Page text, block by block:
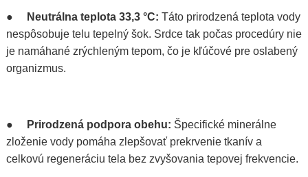
● Neutrálna teplota 33,3 °C: Táto prirodzená teplota vody
nespôsobuje telu tepelný šok. Srdce tak počas procedúry nie
je namáhané zrýchleným tepom, čo je kľúčové pre oslabený
organizmus.
● Prirodzená podpora obehu: Špecifické minerálne
zloženie vody pomáha zlepšovať prekrvenie tkanív a
celkovú regeneráciu tela bez zvyšovania tepovej frekvencie.